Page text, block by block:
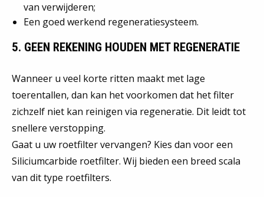
van verwijderen;
Een goed werkend regeneratiesysteem.
5. GEEN REKENING HOUDEN MET REGENERATIE
Wanneer u veel korte ritten maakt met lage
toerentallen, dan kan het voorkomen dat het filter
zichzelf niet kan reinigen via regeneratie. Dit leidt tot
snellere verstopping.
Gaat u uw roetfilter vervangen? Kies dan voor een
Siliciumcarbide roetfilter. Wij bieden een breed scala
van dit type roetfilters.